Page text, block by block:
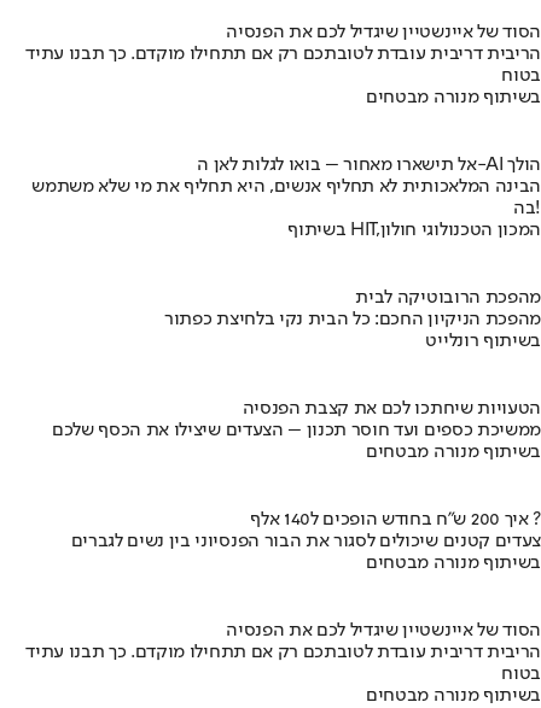
הסוד של איינשטיין שיגדיל לכם את הפנסיה
הריבית דריבית עובדת לטובתכם רק אם תתחילו מוקדם. כך תבנו עתיד
בטוח
בשיתוף מנורה מבטחים
אל תישארו מאחור – בואו לגלות לאן ה-AI הולך
הבינה המלאכותית לא תחליף אנשים, היא תחליף את מי שלא משתמש
בה!
בשיתוף HIT,המכון הטכנולוגי חולון
מהפכת הרובוטיקה לבית
מהפכת הניקיון החכם: כל הבית נקי בלחיצת כפתור
בשיתוף רונלייט
הטעויות שיחתכו לכם את קצבת הפנסיה
ממשיכת כספים ועד חוסר תכנון – הצעדים שיצילו את הכסף שלכם
בשיתוף מנורה מבטחים
איך 200 ש"ח בחודש הופכים ל140 אלף ?
צעדים קטנים שיכולים לסגור את הבור הפנסיוני בין נשים לגברים
בשיתוף מנורה מבטחים
הסוד של איינשטיין שיגדיל לכם את הפנסיה
הריבית דריבית עובדת לטובתכם רק אם תתחילו מוקדם. כך תבנו עתיד
בטוח
בשיתוף מנורה מבטחים